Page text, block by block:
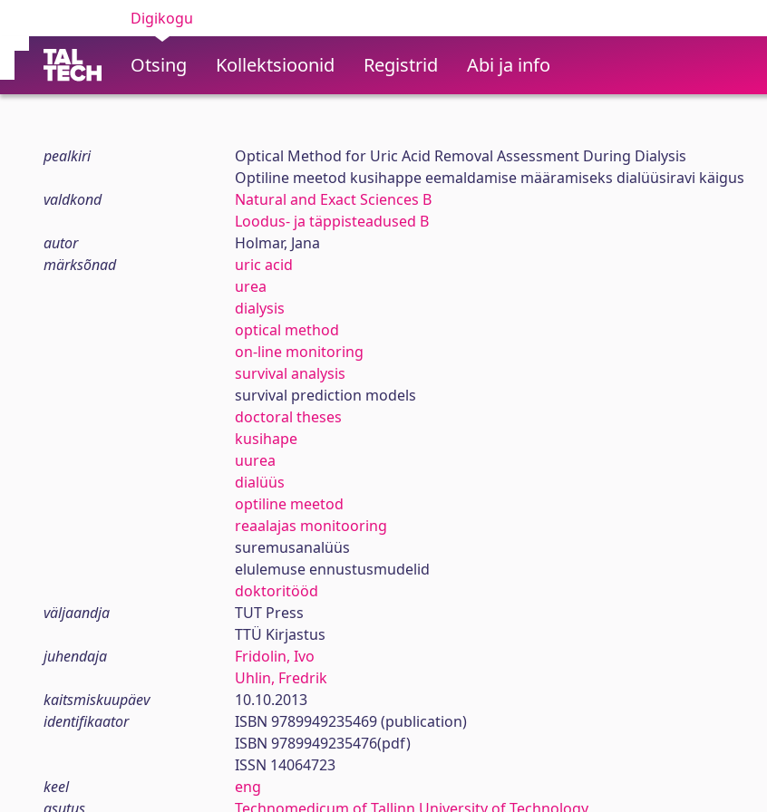
Digikogu
Otsing Kollektsioonid Registrid Abi ja info
pealkiri
Optical Method for Uric Acid Removal Assessment During Dialysis
Optiline meetod kusihappe eemaldamise määramiseks dialüüsiravi käigus
valdkond
Natural and Exact Sciences B
Loodus- ja täppisteadused B
autor
Holmar, Jana
märksõnad
uric acid
urea
dialysis
optical method
on-line monitoring
survival analysis
survival prediction models
doctoral theses
kusihape
uurea
dialüüs
optiline meetod
reaalajas monitooring
suremusanalüüs
elulemuse ennustusmudelid
doktoritööd
väljaandja
TUT Press
TTÜ Kirjastus
juhendaja
Fridolin, Ivo
Uhlin, Fredrik
kaitsmiskuupäev
10.10.2013
identifikaator
ISBN 9789949235469 (publication)
ISBN 9789949235476(pdf)
ISSN 14064723
keel
eng